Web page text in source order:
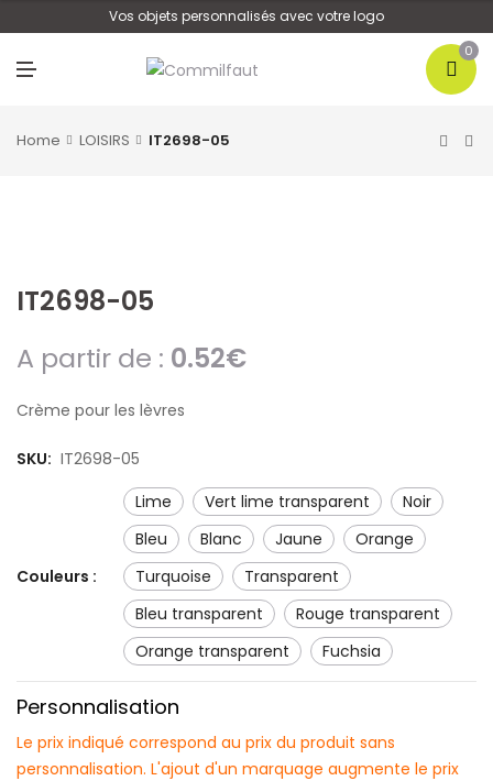
Vos objets personnalisés avec votre logo
0
Home LOISIRS IT2698-05
IT2698-05
A partir de : 0.52€
Crème pour les lèvres
SKU: IT2698-05
Couleurs :
lime vert lime transparent
noir
bleu
blanc jaune
orange
turquoise
transparent
bleu transparent
rouge transparent
orange transparent
fuchsia
Personnalisation
Le prix indiqué correspond au prix du produit sans
personnalisation. L'ajout d'un marquage augmente le prix